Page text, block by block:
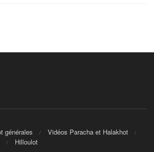
générales
Vidéos Paracha et Halakhot
Hilloulot